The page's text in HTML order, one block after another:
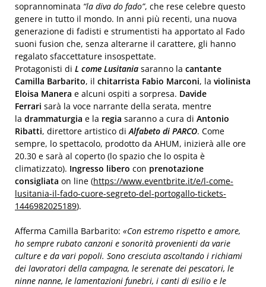
soprannominata “la diva do fado”, che rese celebre questo
genere in tutto il mondo. In anni più recenti, una nuova
generazione di fadisti e strumentisti ha apportato al Fado
suoni fusion che, senza alterarne il carattere, gli hanno
regalato sfaccettature insospettate.
Protagonisti di L come Lusitania saranno la cantante
Camilla Barbarito, il chitarrista Fabio Marconi, la violinista
Eloisa Manera e alcuni ospiti a sorpresa. Davide
Ferrari sarà la voce narrante della serata, mentre
la drammaturgia e la regia saranno a cura di Antonio
Ribatti, direttore artistico di Alfabeto di PARCO. Come
sempre, lo spettacolo, prodotto da AHUM, inizierà alle ore
20.30 e sarà al coperto (lo spazio che lo ospita è
climatizzato). Ingresso libero con prenotazione
consigliata on line (https://www.eventbrite.it/e/l-come-
lusitania-il-fado-cuore-segreto-del-portogallo-tickets-
1446982025189).
Afferma Camilla Barbarito: «Con estremo rispetto e amore,
ho sempre rubato canzoni e sonorità provenienti da varie
culture e da vari popoli. Sono cresciuta ascoltando i richiami
dei lavoratori della campagna, le serenate dei pescatori, le
ninne nanne, le lamentazioni funebri, i canti di esilio e le